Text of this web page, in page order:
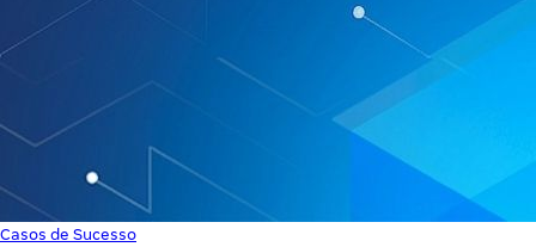
Casos de Sucesso